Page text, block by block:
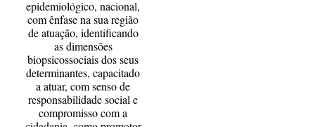
epidemiológico, nacional,
com ênfase na sua região
de atuação, identificando
as dimensões
biopsicossociais dos seus
determinantes, capacitado
a atuar, com senso de
responsabilidade social e
compromisso com a